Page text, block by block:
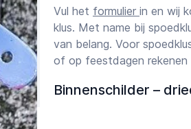
Vul het formulier in en wij
klus. Met name bij
van belang. Voor
of op feestdagen
Binnenschilder –